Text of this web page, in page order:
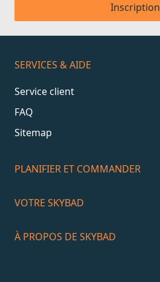
Inscription
SERVICES & AIDE
Service client
FAQ
Sitemap
PLANIFIER ET COMMANDER
VOTRE SKYBAD
À PROPOS DE SKYBAD